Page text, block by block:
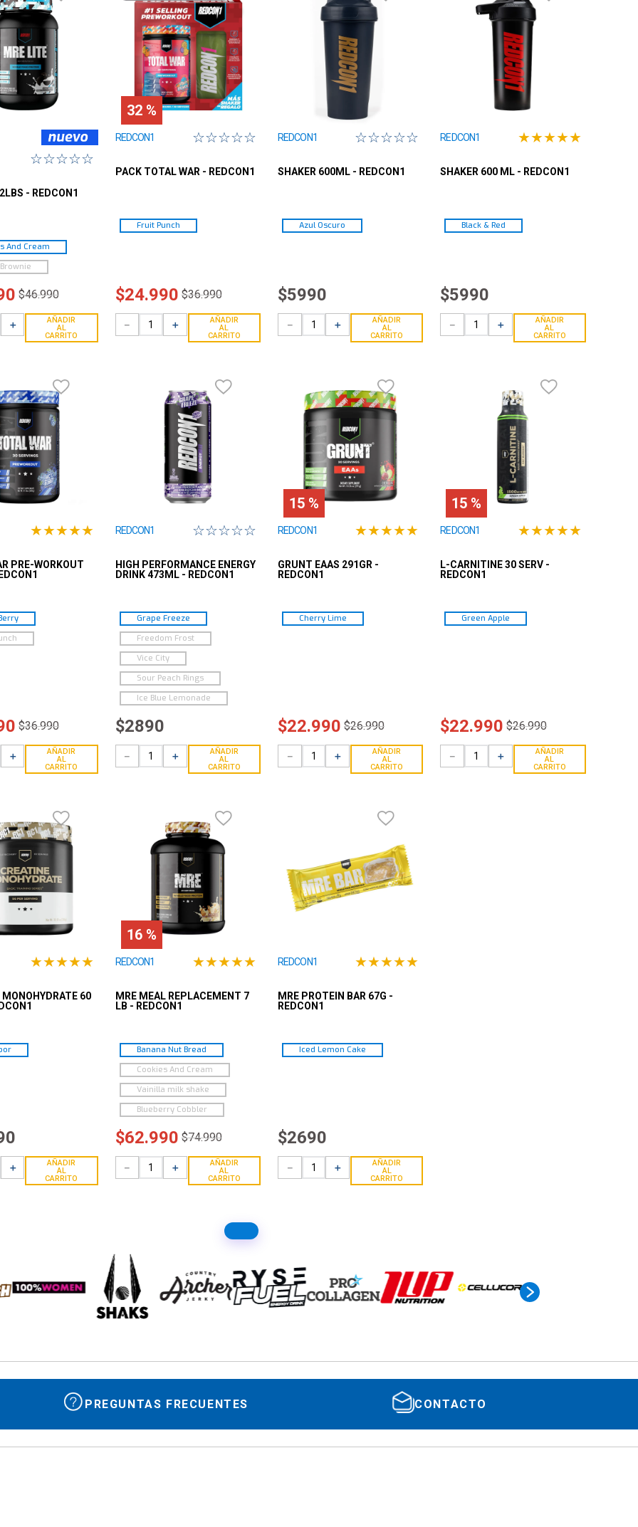
☆☆☆☆☆
- REDCON1
And Cream
$46.990
＋
AÑADIR
AL
CARRITO
32 %
REDCON1 ☆☆☆☆☆
PACK TOTAL WAR - REDCON1
Fruit Punch
$24.990 $36.990
＋
－
AÑADIR
AL
CARRITO
REDCON1 ☆☆☆☆☆
SHAKER 600ML - REDCON1
Azul Oscuro
$5990
＋
－
AÑADIR
AL
CARRITO
REDCON1 ★★★★★
SHAKER 600 ML - REDCON1
Black & Red
$5990
＋
－
AÑADIR
AL
CARRITO
★★★★★
PRE-WORKOUT
$36.990
＋
AÑADIR
AL
CARRITO
REDCON1 ☆☆☆☆☆
HIGH PERFORMANCE ENERGY
DRINK 473ML - REDCON1
Grape Freeze
Freedom Frost
Vice City
Sour Peach Rings
Ice Blue Lemonade
$2890
＋
－
AÑADIR
AL
CARRITO
15 %
REDCON1 ★★★★★
GRUNT EAAS 291GR -
REDCON1
Cherry Lime
$22.990 $26.990
＋
－
AÑADIR
AL
CARRITO
15 %
REDCON1 ★★★★★
L-CARNITINE 30 SERV -
REDCON1
Green Apple
$22.990 $26.990
＋
－
AÑADIR
AL
CARRITO
★★★★★
MONOHYDRATE 60
＋
AÑADIR
AL
CARRITO
16 %
REDCON1 ★★★★★
MRE MEAL REPLACEMENT 7
LB - REDCON1
Banana Nut Bread
Cookies And Cream
Vainilla milk shake
Blueberry Cobbler
$62.990 $74.990
＋
－
AÑADIR
AL
CARRITO
REDCON1 ★★★★★
MRE PROTEIN BAR 67G -
REDCON1
Iced Lemon Cake
$2690
＋
－
AÑADIR
AL
CARRITO
PREGUNTAS FRECUENTES CONTACTO